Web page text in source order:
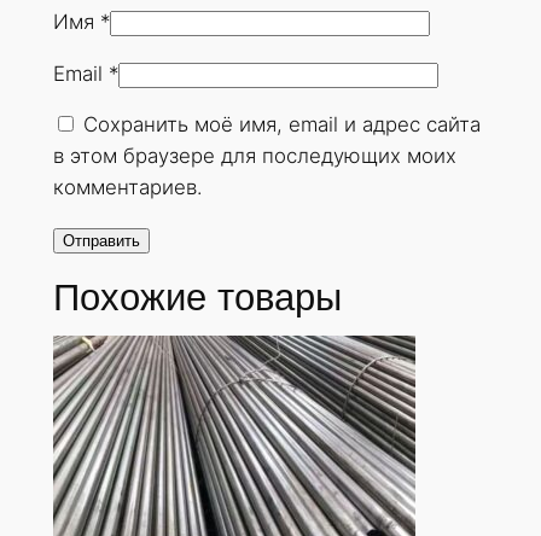
н
т
0
5
м
м
.
Г
О
Имя *
Email *
Сохранить моё имя, email и адрес сайта
в этом браузере для последующих моих
комментариев.
Похожие товары